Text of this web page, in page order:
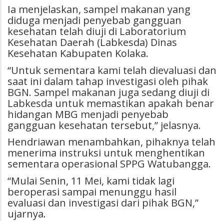
Ia menjelaskan, sampel makanan yang
diduga menjadi penyebab gangguan
kesehatan telah diuji di Laboratorium
Kesehatan Daerah (Labkesda) Dinas
Kesehatan Kabupaten Kolaka.
“Untuk sementara kami telah dievaluasi dan
saat ini dalam tahap investigasi oleh pihak
BGN. Sampel makanan juga sedang diuji di
Labkesda untuk memastikan apakah benar
hidangan MBG menjadi penyebab
gangguan kesehatan tersebut,” jelasnya.
Hendriawan menambahkan, pihaknya telah
menerima instruksi untuk menghentikan
sementara operasional SPPG Watubangga.
“Mulai Senin, 11 Mei, kami tidak lagi
beroperasi sampai menunggu hasil
evaluasi dan investigasi dari pihak BGN,”
ujarnya.